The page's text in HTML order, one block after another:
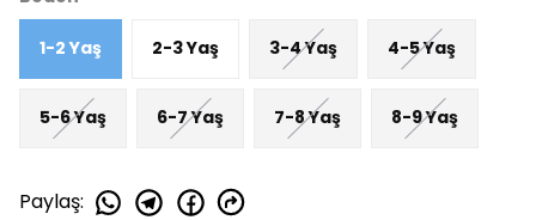
1-2 Yaş 2-3 Yaş 3-4 Yaş 4-5 Yaş
5-6 Yaş 6-7 Yaş 7-8 Yaş 8-9 Yaş
Paylaş: